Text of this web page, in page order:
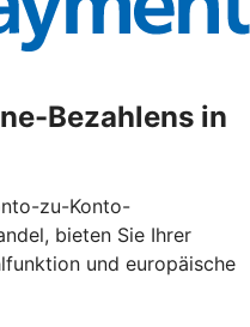
Bezahlens in
zu-Konto-
bieten Sie Ihrer
und europäische